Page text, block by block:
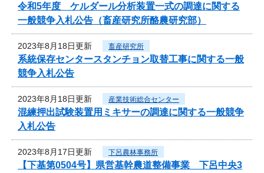
令和5年度 ケルダール分析装置一式の調達に関する
一般競争入札公告（畜産研究所酪農研究部）
2023年8月18日更新 畜産研究所
系統保存センタースタンチョン取替工事に関する一般
競争入札公告
2023年8月18日更新 産業技術総合センター
混練押出試験装置用ミキサーの調達に関する一般競争
入札公告
2023年8月17日更新 下呂農林事務所
【下基第0504号】県営基幹農道整備事業 下呂中央3